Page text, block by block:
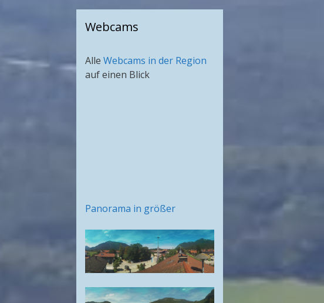
Webcams
Alle Webcams in der Region
auf einen Blick
Panorama in größer